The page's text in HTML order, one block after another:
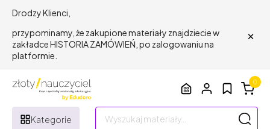
Drodzy Klienci,
przypominamy, że zakupione materiały znajdziecie w
zakładce HISTORIA ZAMÓWIEŃ, po zalogowaniu na
platformie.
×
Kategorie
0